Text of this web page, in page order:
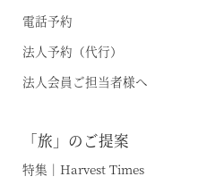
空室状況のご確
オンライン予
電話予約
法人予約（代行）
法人会員ご担当者様へ
「旅」のご提案
特集｜Harvest Times